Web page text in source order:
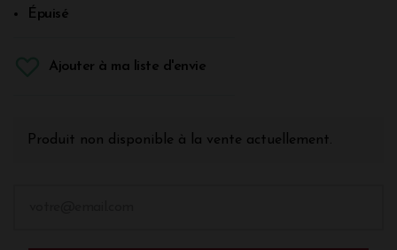
Épuisé
Ajouter à ma liste d'envie
Produit non disponible à la vente actuellement.